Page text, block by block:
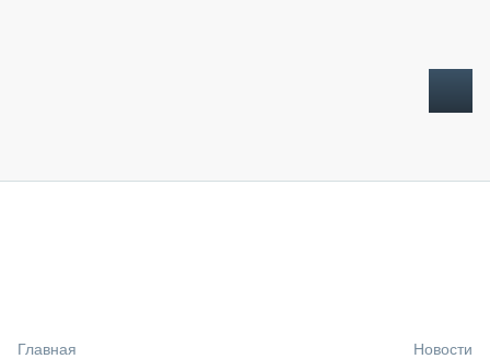
Главная Новости